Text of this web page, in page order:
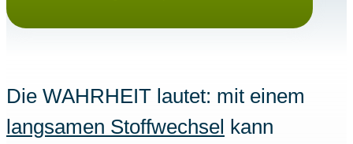
Die WAHRHEIT lautet: mit einem
langsamen Stoffwechsel kann